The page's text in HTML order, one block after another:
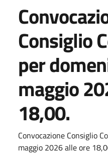
Consiglio
per
maggio
18,00.
Convocazione Consiglio
maggio 2026 alle ore